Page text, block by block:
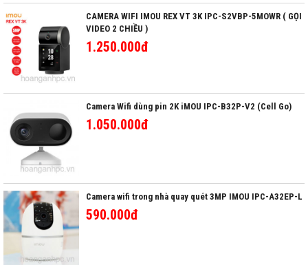
CAMERA WIFI IMOU REX VT 3K IPC-S2VBP-5MOWR ( GỌI
VIDEO 2 CHIỀU )
1.250.000đ
Camera Wifi dùng pin 2K iMOU IPC-B32P-V2 (Cell Go)
1.050.000đ
Camera wifi trong nhà quay quét 3MP IMOU IPC-A32EP-L
590.000đ